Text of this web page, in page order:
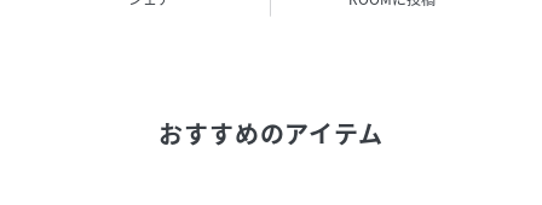
-Calma シリーズ-おすすめのアイテム